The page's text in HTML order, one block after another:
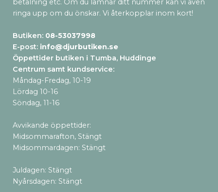
betalning etc. Om du lämnar ditt nummer kan vi även
ringa upp om du önskar. Vi återkopplar inom kort!
Butiken: 08-53037998
E-post: info@djurbutiken.se
Öppettider butiken i Tumba, Huddinge
Centrum samt kundservice:
Måndag-Fredag, 10-19
Lördag 10-16
Söndag, 11-16
Avvikande öppettider:
Midsommarafton, Stängt
Midsommardagen: Stängt
Juldagen: Stängt
Nyårsdagen: Stängt